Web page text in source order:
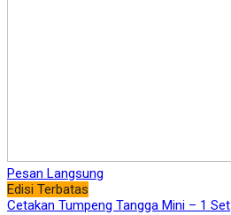
Pesan Langsung
Edisi Terbatas
Cetakan Tumpeng Tangga Mini – 1 Set